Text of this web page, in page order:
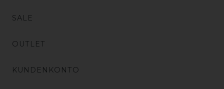
SALE
OUTLET
KUNDENKONTO